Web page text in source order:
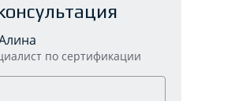
по сертификации